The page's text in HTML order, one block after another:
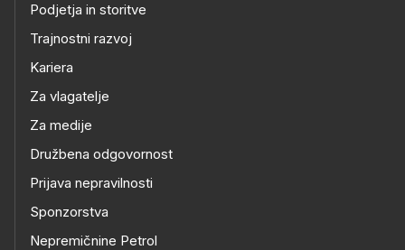
Podjetja in storitve
Trajnostni razvoj
Kariera
Za vlagatelje
Za medije
Družbena odgovornost
Prijava nepravilnosti
Sponzorstva
Nepremičnine Petrol